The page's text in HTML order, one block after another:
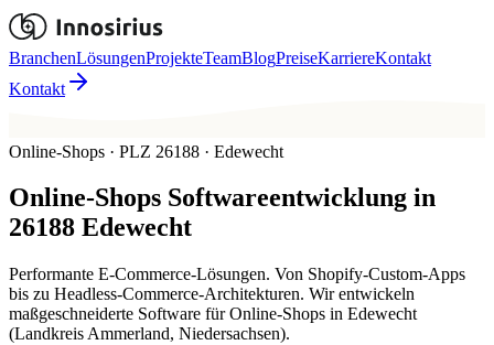
BranchenLösungenProjekteTeamBlogPreiseKarriereKontakt
Kontakt
Online-Shops · PLZ 26188 · Edewecht
Online-Shops Softwareentwicklung in
26188 Edewecht
Performante E-Commerce-Lösungen. Von Shopify-Custom-Apps
bis zu Headless-Commerce-Architekturen. Wir entwickeln
maßgeschneiderte Software für Online-Shops in Edewecht
(Landkreis Ammerland, Niedersachsen).